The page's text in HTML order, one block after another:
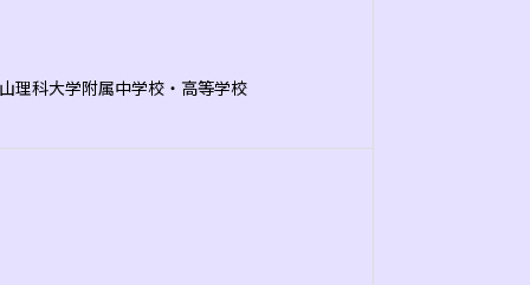
理科大学附属中学校・高等学校